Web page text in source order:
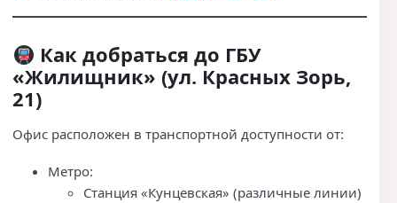
Как добраться до ГБУ
«Жилищник» (ул. Красных Зорь,
21)
Офис расположен в транспортной доступности от:
Метро:
Станция «Кунцевская» (различные линии)